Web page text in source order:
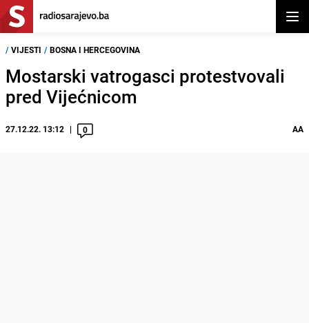
/ VIJESTI / BOSNA I HERCEGOVINA
Mostarski vatrogasci protestvovali
pred Vijećnicom
27.12.22. 13:12 0 AA